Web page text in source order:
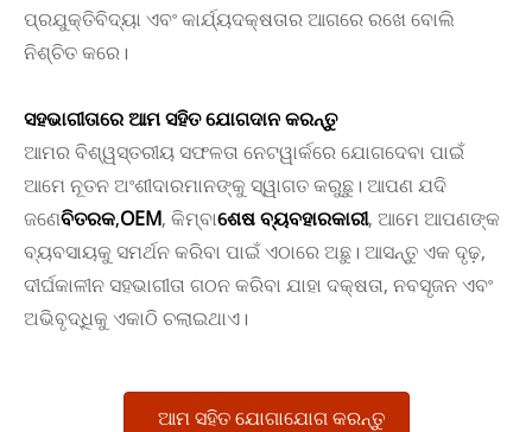
ପ୍ରଯୁକ୍ତିବିଦ୍ୟା ଏବଂ କାର୍ଯ୍ୟଦକ୍ଷତାର ଆଗରେ ରଖେ ବୋଲି
ନିଶ୍ଚିତ କରେ।
ସହଭାଗୀତାରେ ଆମ ସହିତ ଯୋଗଦାନ କରନ୍ତୁ
ଆମର ବିଶ୍ୱସ୍ତରୀୟ ସଫଳତା ନେଟୱାର୍କରେ ଯୋଗଦେବା ପାଇଁ
ଆମେ ନୂତନ ଅଂଶୀଦାରମାନଙ୍କୁ ସ୍ୱାଗତ କରୁଛୁ। ଆପଣ ଯଦି
ଜଣେବିତରକ,OEM, କିମ୍ବାଶେଷ ବ୍ୟବହାରକାରୀ, ଆମେ ଆପଣଙ୍କ
ବ୍ୟବସାୟକୁ ସମର୍ଥନ କରିବା ପାଇଁ ଏଠାରେ ଅଛୁ। ଆସନ୍ତୁ ଏକ ଦୃଢ଼,
ଦୀର୍ଘକାଳୀନ ସହଭାଗୀତା ଗଠନ କରିବା ଯାହା ଦକ୍ଷତା, ନବସୃଜନ ଏବଂ
ଅଭିବୃଦ୍ଧିକୁ ଏକାଠି ଚଲାଇଥାଏ।
ଆମ ସହିତ ଯୋଗାଯୋଗ କରନ୍ତୁ